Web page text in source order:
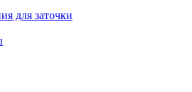
для заточки